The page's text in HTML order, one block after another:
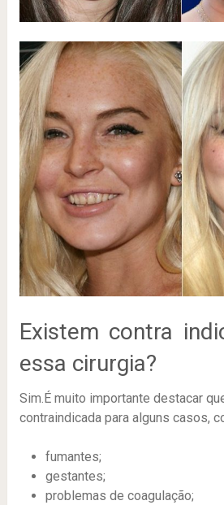
Existem contra
essa cirurgia?
Sim.É muito importante destacar
contraindicada para alguns casos,
fumantes;
gestantes;
problemas de coagulação;